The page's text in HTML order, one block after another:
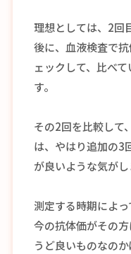
理想としては、2回
後に、血液検査で
ェックして、比べ
す。
その2回を比較して
は、やはり追加の3
が良いような気がし
測定する時期によっ
今の抗体価がその
うど良いものなの